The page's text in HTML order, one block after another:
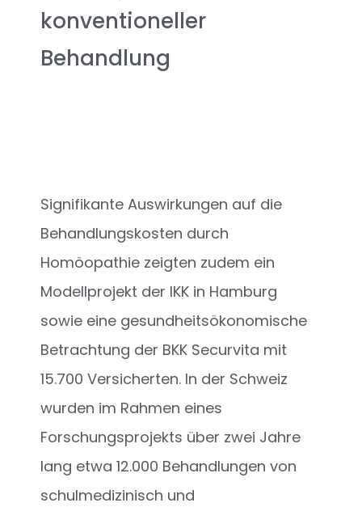
konventioneller
Behandlung
Signifikante Auswirkungen auf die
Behandlungskosten durch
Homöopathie zeigten zudem ein
Modellprojekt der IKK in Hamburg
sowie eine gesundheitsökonomische
Betrachtung der BKK Securvita mit
15.700 Versicherten. In der Schweiz
wurden im Rahmen eines
Forschungsprojekts über zwei Jahre
lang etwa 12.000 Behandlungen von
schulmedizinisch und